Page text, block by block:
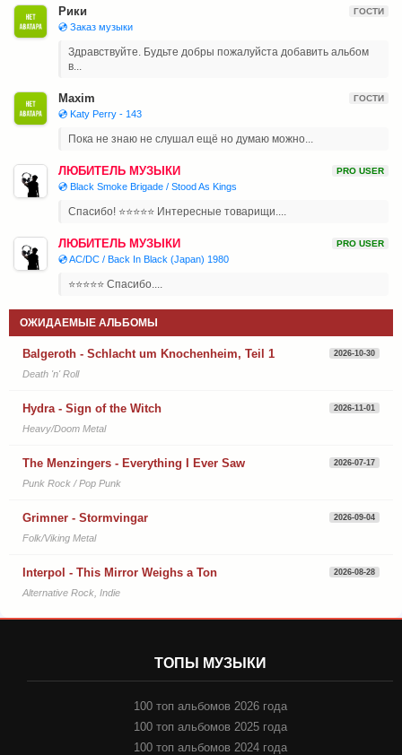
Рики ГОСТИ
💿 Заказ музыки
Здравствуйте. Будьте добры пожалуйста добавить альбом
в...
Maxim ГОСТИ
💿 Katy Perry - 143
Пока не знаю не слушал ещё но думаю можно...
ЛЮБИТЕЛЬ МУЗЫКИ PRO USER
💿 Black Smoke Brigade / Stood As Kings
Спасибо! ⭐⭐⭐⭐⭐ Интересные товарищи....
ЛЮБИТЕЛЬ МУЗЫКИ PRO USER
💿 AC/DC / Back In Black (Japan) 1980
⭐⭐⭐⭐⭐ Спасибо....
ОЖИДАЕМЫЕ АЛЬБОМЫ
Balgeroth - Schlacht um Knochenheim, Teil 1 2026-10-30
Death 'n' Roll
Hydra - Sign of the Witch 2026-11-01
Heavy/Doom Metal
The Menzingers - Everything I Ever Saw 2026-07-17
Punk Rock / Pop Punk
Grimner - Stormvingar 2026-09-04
Folk/Viking Metal
Interpol - This Mirror Weighs a Ton 2026-08-28
Alternative Rock, Indie
ТОПЫ МУЗЫКИ
100 топ альбомов 2026 года
100 топ альбомов 2025 года
100 топ альбомов 2024 года